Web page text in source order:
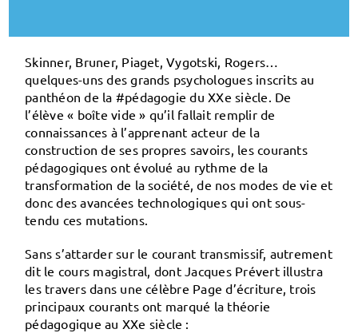
Skinner, Bruner, Piaget, Vygotski, Rogers…
quelques-uns des grands psychologues inscrits au
panthéon de la #pédagogie du XXe siècle. De
l’élève « boîte vide » qu’il fallait remplir de
connaissances à l’apprenant acteur de la
construction de ses propres savoirs, les courants
pédagogiques ont évolué au rythme de la
transformation de la société, de nos modes de vie et
donc des avancées technologiques qui ont sous-
tendu ces mutations.
Sans s’attarder sur le courant transmissif, autrement
dit le cours magistral, dont Jacques Prévert illustra
les travers dans une célèbre Page d’écriture, trois
principaux courants ont marqué la théorie
pédagogique au XXe siècle :